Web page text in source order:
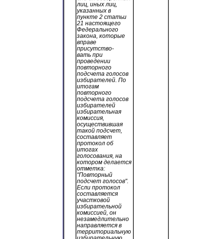
лиц, иных лиц,
указанных в
пункте 2 статьи
21 настоящего
Федерального
закона, которые
вправе
присутство-
вать при
проведении
повторного
подсчета голосов
избирателей. По
итогам
повторного
подсчета голосов
избирателей
избирательная
комиссия,
осуществившая
такой подсчет,
составляет
протокол об
итогах
голосования, на
котором делается
отметка:
"Повторный
подсчет голосов".
Если протокол
составляется
участковой
избирательной
комиссией, он
незамедлительно
направляется в
территориальную
избирательную